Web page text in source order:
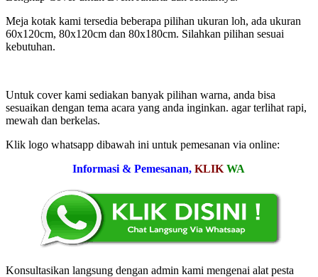
Meja kotak kami tersedia beberapa pilihan ukuran loh, ada ukuran
60x120cm, 80x120cm dan 80x180cm. Silahkan pilihan sesuai
kebutuhan.
Untuk cover kami sediakan banyak pilihan warna, anda bisa
sesuaikan dengan tema acara yang anda inginkan. agar terlihat rapi,
mewah dan berkelas.
Klik logo whatsapp dibawah ini untuk pemesanan via online:
Informasi & Pemesanan,KLIK WA
Konsultasikan langsung dengan admin kami mengenai alat pesta